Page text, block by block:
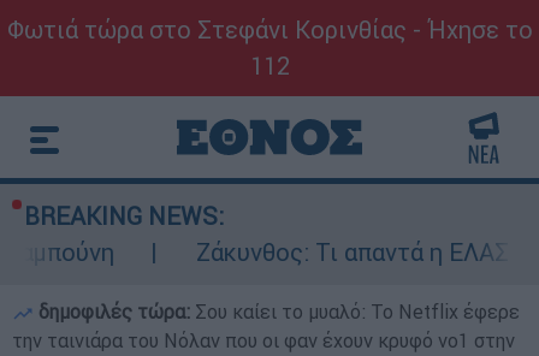
Φωτιά τώρα στο Στεφάνι Κορινθίας - Ήχησε το
112
BREAKING NEWS:
Ζάκυνθος: Τι απαντά η ΕΛΑΣ για
δημοφιλές τώρα: Σου καίει το μυαλό: Το Netflix έφερε
την ταινιάρα του Νόλαν που οι φαν έχουν κρυφό νο1 στην